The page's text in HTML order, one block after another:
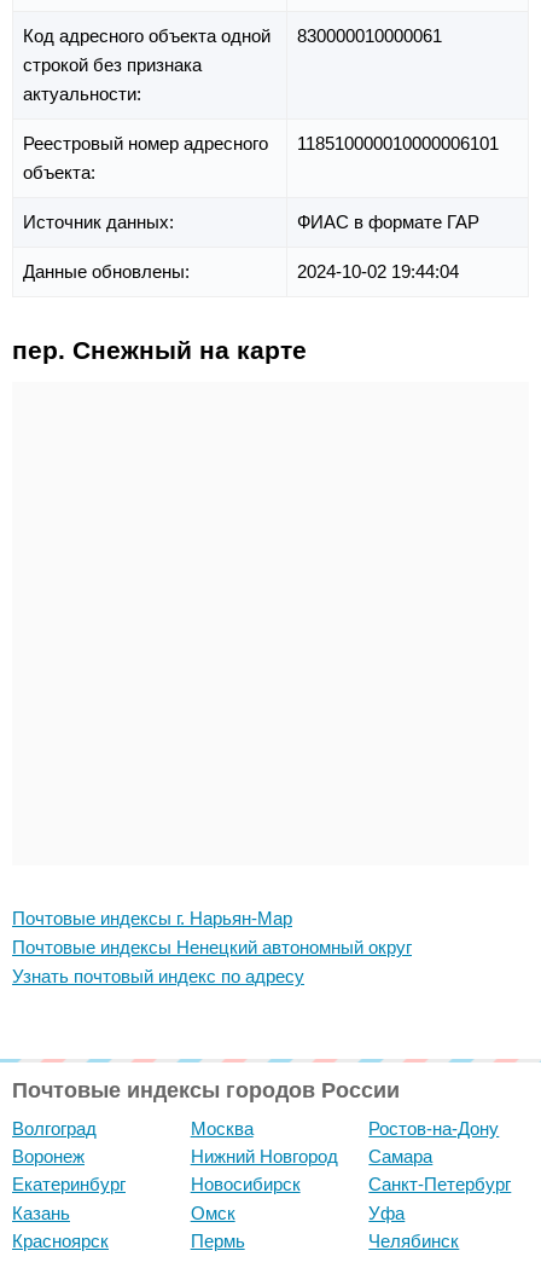
Код адресного объекта одной
строкой без признака
актуальности:
830000010000061
Реестровый номер адресного
объекта:
118510000010000006101
Источник данных: ФИАС в формате ГАР
Данные обновлены: 2024-10-02 19:44:04
пер. Снежный на карте
Почтовые индексы г. Нарьян-Мар
Почтовые индексы Ненецкий автономный округ
Узнать почтовый индекс по адресу
Почтовые индексы городов России
Волгоград
Воронеж
Екатеринбург
Казань
Красноярск
Москва
Нижний Новгород
Новосибирск
Омск
Пермь
Ростов-на-Дону
Самара
Санкт-Петербург
Уфа
Челябинск